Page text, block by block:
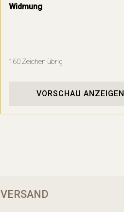
Widmung
160 Zeichen übrig
VORSCHAU ANZEIGEN
VERSAND